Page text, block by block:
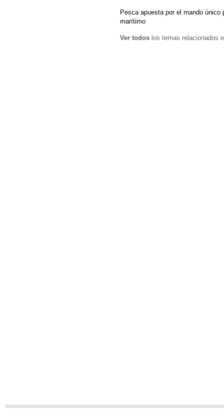
Pesca apuesta por el mando
marítimo
Ver todos los temas relacionados